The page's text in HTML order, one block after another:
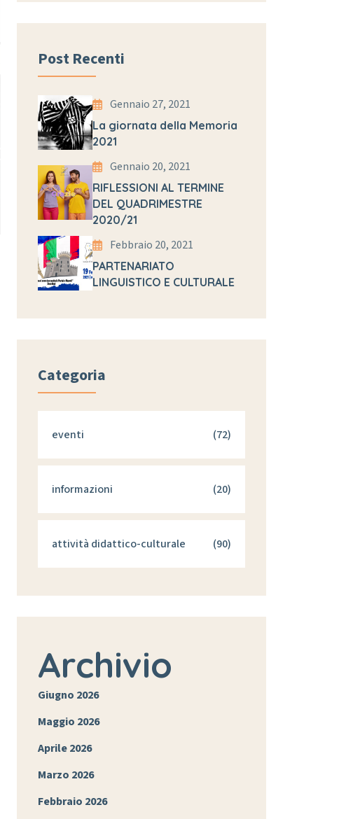
Post Recenti
Gennaio 27, 2021
La giornata della Memoria
2021
Gennaio 20, 2021
RIFLESSIONI AL TERMINE
DEL QUADRIMESTRE
2020/21
Febbraio 20, 2021
PARTENARIATO
LINGUISTICO E CULTURALE
Categoria
eventi (72)
informazioni (20)
attività didattico-culturale (90)
Archivio
Giugno 2026
Maggio 2026
Aprile 2026
Marzo 2026
Febbraio 2026